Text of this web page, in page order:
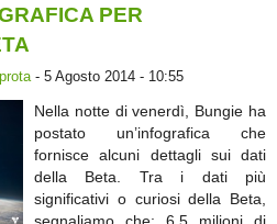
PER
- 5 Agosto 2014 - 10:55
Nella notte di venerdì, Bungie ha
postato un’infografica che
fornisce alcuni dettagli sui dati
della Beta. Tra i dati più
significativi o curiosi della Beta,